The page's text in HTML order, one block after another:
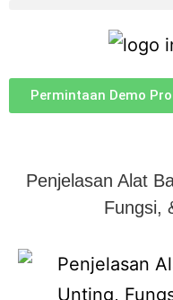
Permintaan Demo
Penjelasan Alat
Fungsi,